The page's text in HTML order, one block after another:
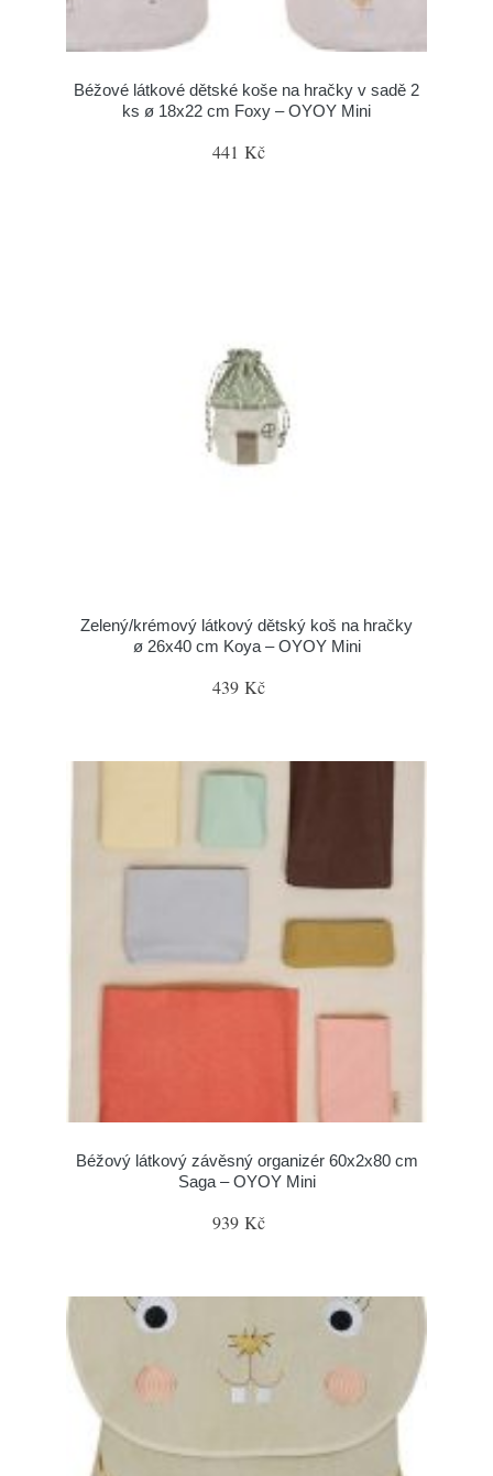
Béžové látkové dětské koše na hračky v sadě 2
ks ø 18x22 cm Foxy – OYOY Mini
441 Kč
Zelený/krémový látkový dětský koš na hračky
ø 26x40 cm Koya – OYOY Mini
439 Kč
Béžový látkový závěsný organizér 60x2x80 cm
Saga – OYOY Mini
939 Kč